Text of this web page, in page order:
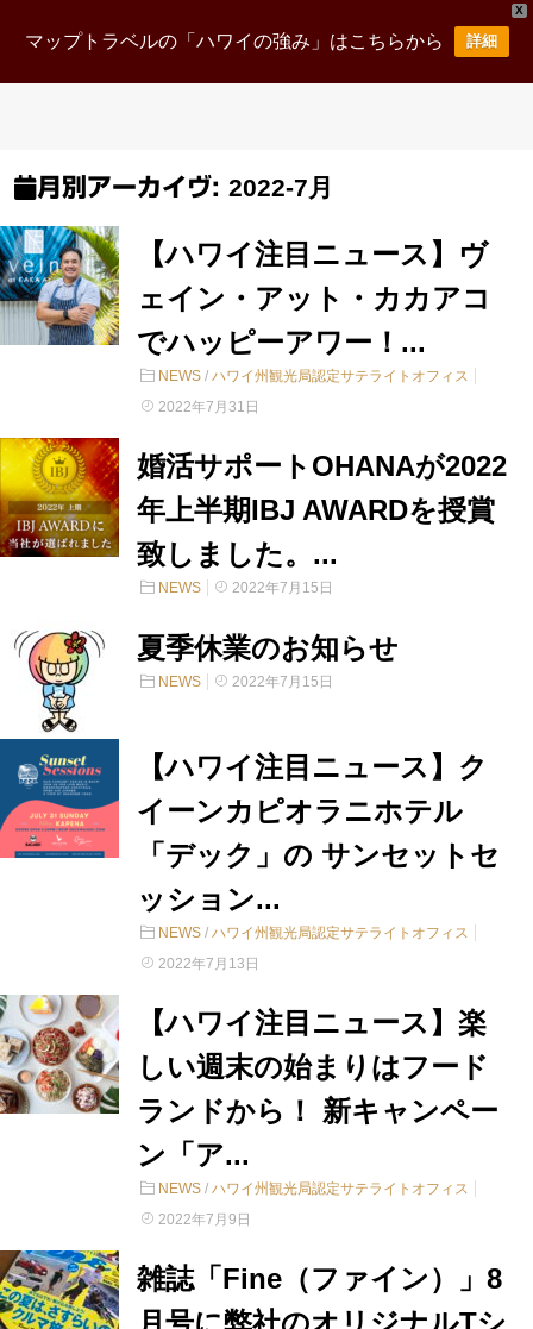
X
マップトラベルの「ハワイの強み」はこちらから 詳細
月別アーカイヴ: 2022-7月
【ハワイ注目ニュース】ヴ
ェイン・アット・カカアコ
でハッピーアワー！...
NEWS / ハワイ州観光局認定サテライトオフィス
2022年7月31日
婚活サポートOHANAが2022
年上半期IBJ AWARDを授賞
致しました。...
NEWS 2022年7月15日
夏季休業のお知らせ
NEWS 2022年7月15日
【ハワイ注目ニュース】ク
イーンカピオラニホテル
「デック」の サンセットセ
ッション...
NEWS / ハワイ州観光局認定サテライトオフィス
2022年7月13日
【ハワイ注目ニュース】楽
しい週末の始まりはフード
ランドから！ 新キャンペー
ン「ア...
NEWS / ハワイ州観光局認定サテライトオフィス
2022年7月9日
雑誌「Fine（ファイン）」8
月号に弊社のオリジナルTシ